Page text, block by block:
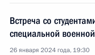
Встреча со
специальной
26 января 2024 года, 19:30